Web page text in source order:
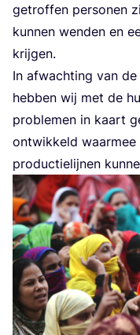
getrof­fen per­so­nen
kun­nen wen­den en
krijgen.
In afwach­ting van
heb­ben wij met de
pro­ble­men in kaart
ont­wik­keld waar­mee
pro­duc­tie­lij­nen